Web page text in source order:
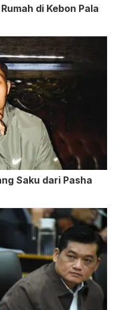
di Kebon Pala
Saku dari Pasha